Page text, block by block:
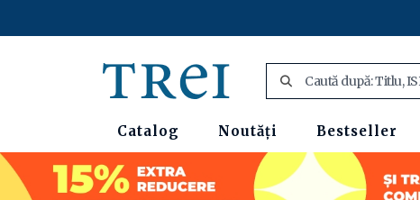
Catalog Noutăți Bestseller